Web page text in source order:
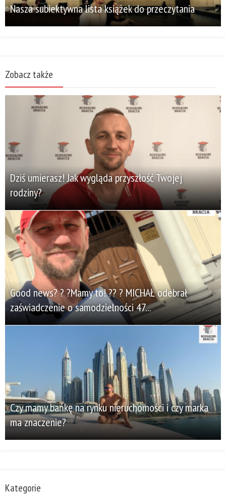
Nasza subiektywna lista książek do przeczytania
Zobacz także
Dziś umierasz! Jak wygląda przyszłość Twojej
rodziny?
Good news? ? ?Mamy to! ?? ? MICHAŁ odebrał
zaświadczenie o samodzielności 47...
Czy mamy bańkę na rynku nieruchomości i czy marka
ma znaczenie?
Kategorie